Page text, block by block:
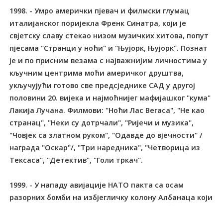
1998. - Умро амерички пјевач и филмски глумац
италијанског поријекла Френк Синатра, који је
свјетску славу стекао низом музичких хитова, попут
пјесама "Странци у ноћи" и "Њујорк, Њујорк". Познат
је и по присним везама с најважнијим личностима у
кључним центрима моћи америчког друштва,
укључујући готово све предсједнике САД у другој
половини 20. вијека и најмоћнијег мафијашког "кума"
Лакија Лучана. Филмови: "Ноћи Лас Вегаса", "Не као
странац", "Неки су дотрчали", "Ријечи и музика",
"Човјек са златном руком", "Одавде до вјечности" /
награда "Оскар"/, "Три наредника", "Четворица из
Тексаса", "Детектив", "Голи тркач".
1999. - У нападу авијације НАТО пакта са осам
разорних бомби на избјегличку колону Албанаца који